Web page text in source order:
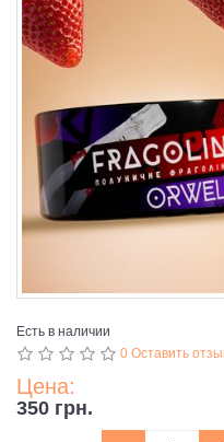
Есть в наличии
0 Оставить
Цена:
350 грн.